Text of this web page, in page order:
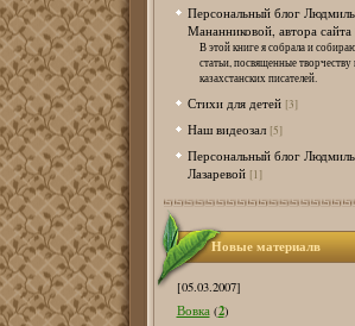
Персональный блог
Мананниковой, автора сайта
В этой книге я собрала и
статьи, посвященные
казахстанских писателей.
Стихи для детей [3]
Наш видеозал [5]
Персональный блог
Лазаревой [1]
Новые материалв
[05.03.2007]
Вовка (2)